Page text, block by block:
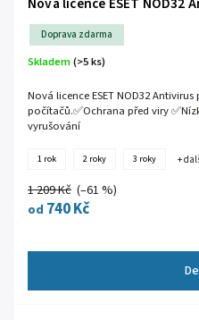
Doprava zdarma
Skladem(>5 ks)
Nová licence ESET NOD32
počítačů.✅Ochrana před viry
vyrušování
1 rok 2 roky 3 roky +
1 209 Kč (–61 %)
od 740 Kč